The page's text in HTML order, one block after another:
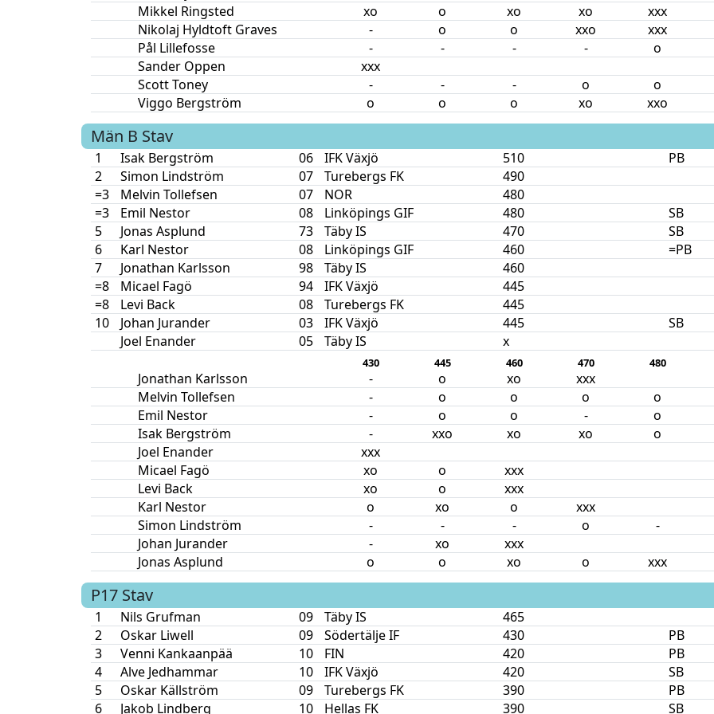
Mikkel Ringsted
xo o xo xo
xxx
Nikolaj Hyldtoft Graves
- o o xxo
xxx
Pål Lillefosse
- - - - o
Sander Oppen
xxx
Scott Toney
- - - o o
Viggo Bergström
o o o xo xxo
Män B Stav
1
Isak Bergström 06 IFK Växjö 510
PB
2
Simon Lindström 07 Turebergs FK
490
=3
Melvin Tollefsen 07 NOR
480
=3
Emil Nestor 08 Linköpings GIF 480
SB
5
Jonas Asplund 73 Täby IS 470
SB
6
Karl Nestor 08 Linköpings GIF 460
=PB
7
Jonathan Karlsson 98 Täby IS
460
=8
Micael Fagö 94 IFK Växjö
445
=8
Levi Back 08 Turebergs FK
445
10
Johan Jurander 03 IFK Växjö 445
SB
Joel Enander
05 Täby IS x
430 445 460 470 480
Jonathan Karlsson - o xo
xxx
Melvin Tollefsen
- o o o o
Emil Nestor
- o o - o
Isak Bergström
- xxo xo xo o
Joel Enander
xxx
Micael Fagö
xo o
xxx
Levi Back
xo o
xxx
Karl Nestor
o xo o
xxx
Simon Lindström
- - - o -
Johan Jurander
- xo
xxx
Jonas Asplund
o o xo o xxx
P17 Stav
1
Nils Grufman 09 Täby IS
465
2
Oskar Liwell 09 Södertälje IF 430
PB
3
Venni Kankaanpää 10 FIN 420
PB
4
Alve Jedhammar 10 IFK Växjö 420
SB
5
Oskar Källström 09 Turebergs FK 390
PB
6
Jakob Lindberg 10 Hellas FK 390 SB